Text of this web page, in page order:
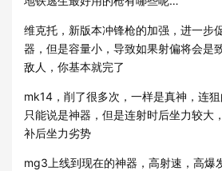
维克托，新版本冲锋枪的加强，进一步
器，但是容量小，导致如果射偏将会是
敌人，你基本就完了
mk14，削了很多次，一样是真神，连狙
只能说是神器，但是连射时后坐力较大
补后坐力劣势
mg3上线到现在的神器，高射速，高爆